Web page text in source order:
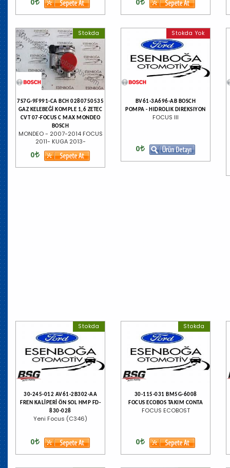
Stokda
7S7G-9F991-CA BCH 0280750535
GAZ KELEBEĞİ KOMPLE 1,6 ZETEC
CVT 07-FOCUS C MAX MONDEO
BOSCH
MONDEO - 2007-2014 FOCUS
2011- KUGA 2013-
0
Stokda Yok
BV61-3A696-AB BOSCH
POMPA - HIDROLIK DIREKSIYON
FOCUS IIl
0
Stokda
30-245-012 AV61-2B302-AA
FREN KALİPERİ ÖN SOL HMP FD-
830-028
Yeni Focus (C346)
0
Stokda
30-115-031 BM5G-6008
FOCUS ECOBOS TAKIM CONTA
FOCUS ECOBOST
0